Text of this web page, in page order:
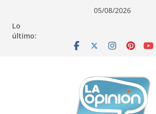
contenido
navegación
contenido
05/08/2026
Lo
último: